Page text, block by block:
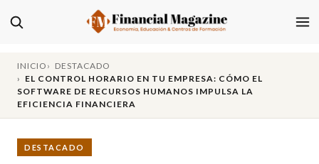
INICIO
DESTACADO
EL CONTROL HORARIO EN TU EMPRESA: CÓMO EL
SOFTWARE DE RECURSOS HUMANOS IMPULSA LA
EFICIENCIA FINANCIERA
DESTACADO